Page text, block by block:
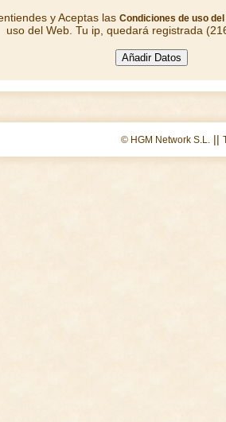
y Aceptas las Condiciones de uso del
uso del Web. Tu ip, quedará registrada
© HGM Network S.L. ||